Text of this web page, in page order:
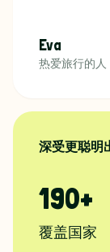
Eva
热爱旅行的人
深受更聪明
190+
覆盖国家